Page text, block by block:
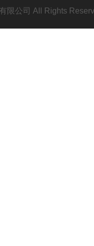
限公司 All Rights